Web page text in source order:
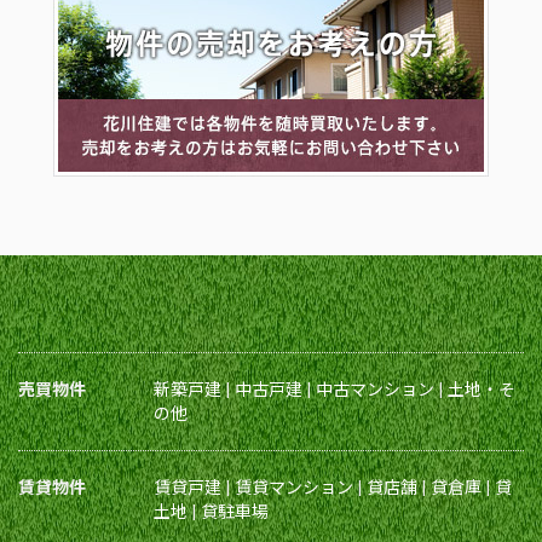
売買物件 新築戸建|中古戸建|中古マンション|土地・そ
の他
賃貸物件 賃貸戸建|賃貸マンション|貸店舗|貸倉庫|貸
土地|貸駐車場